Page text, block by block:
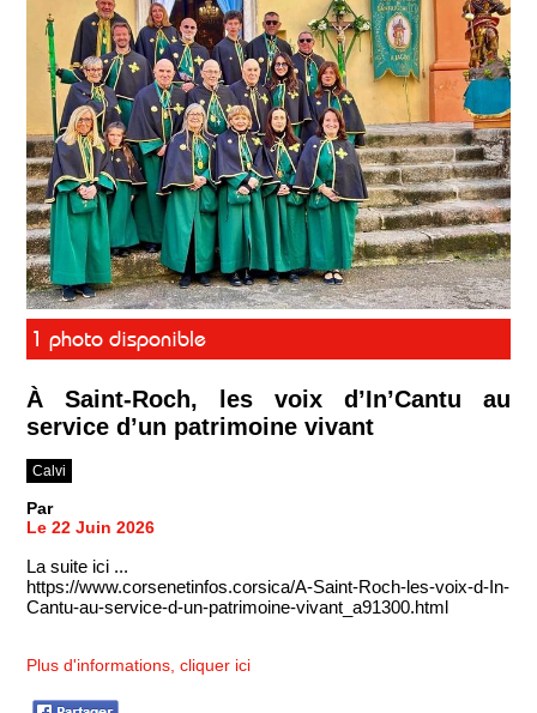
1 photo disponible
À Saint-Roch, les voix d’In’Cantu au
service d’un patrimoine vivant
Calvi
Par
Le 22 Juin 2026
La suite ici ...
https://www.corsenetinfos.corsica/A-Saint-Roch-les-voix-d-In-
Cantu-au-service-d-un-patrimoine-vivant_a91300.html
Plus d'informations, cliquer ici